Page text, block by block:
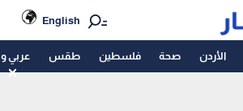
English
الأردن صحة فلسطين طقس عربي